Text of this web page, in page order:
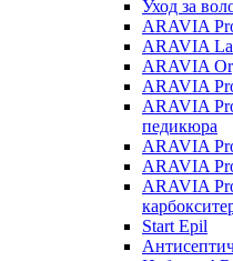
Уход за
ARAVIA
ARAVIA
ARAVIA
ARAVIA
ARAVIA
педикюра
ARAVIA
ARAVIA
ARAVIA
Start Epil